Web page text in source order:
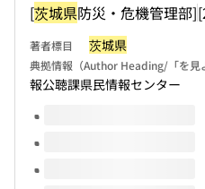
[茨城県防災・危機管理部]
著者標目 茨城県
典拠情報（Author Heading/「を見
報公聴課県民情報センター
このタイトルの巻号